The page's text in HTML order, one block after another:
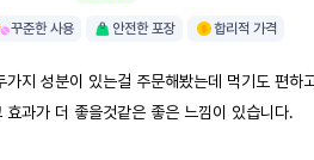
꾸준한 사용 안전한 포장 합리적 가격
가지 성분이 있는걸 주문해봤는데 먹기도 편하
효과가 더 좋을것같은 좋은 느낌이 있습니다.